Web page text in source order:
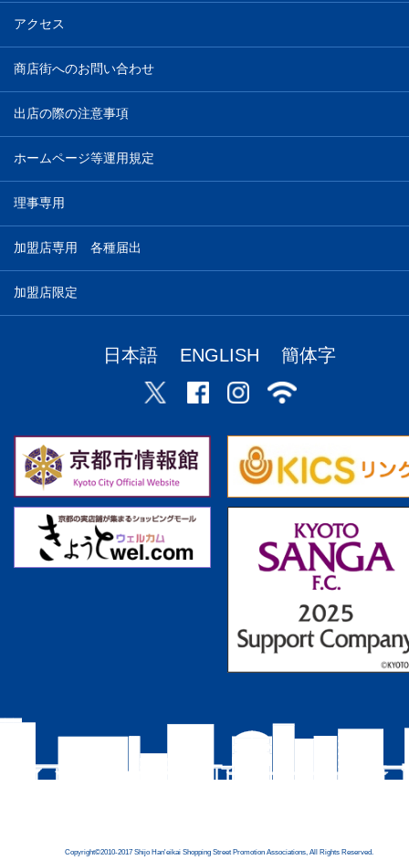
アクセス
商店街へのお問い合わせ
出店の際の注意事項
ホームページ等運用規定
理事専用
加盟店専用 各種届出
加盟店限定
日本語 ENGLISH 簡体字
Copyright©2010-2017 Shijo Han'eikai Shopping Street Promotion Associations, All Rights Reserved.